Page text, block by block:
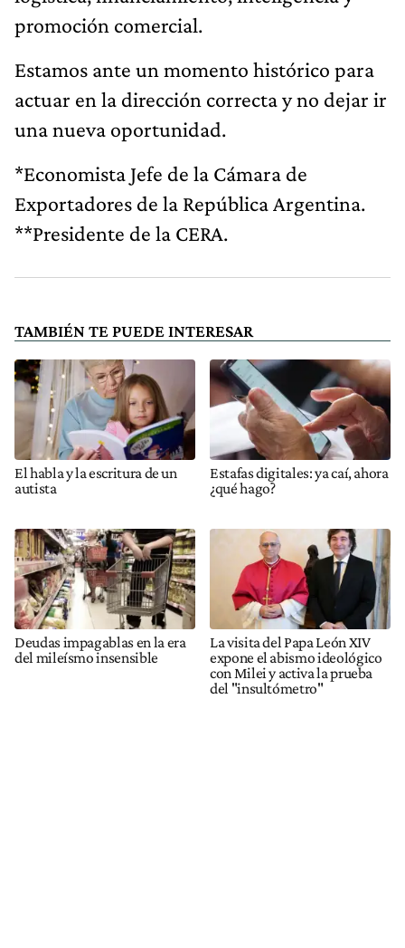
promoción comercial.
Estamos ante un momento histórico para
actuar en la dirección correcta y no dejar ir
una nueva oportunidad.
*Economista Jefe de la Cámara de
Exportadores de la República Argentina.
**Presidente de la CERA.
TAMBIÉN TE PUEDE INTERESAR
El habla y la escritura de un
autista
Estafas digitales: ya caí, ahora
¿qué hago?
Deudas impagablas en la era
del mileísmo insensible
La visita del Papa León XIV
expone el abismo ideológico
con Milei y activa la prueba
del "insultómetro"